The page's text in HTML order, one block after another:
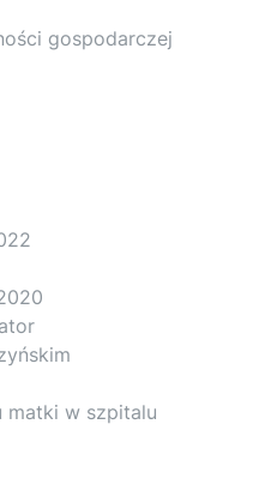
gospodarczej
matki w szpitalu